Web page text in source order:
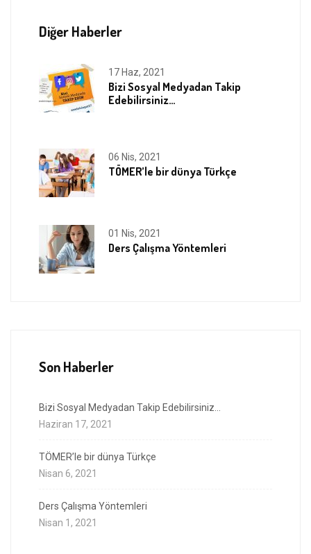
Diğer Haberler
17 Haz, 2021
Bizi Sosyal Medyadan Takip
Edebilirsiniz…
06 Nis, 2021
TÖMER’le bir dünya Türkçe
01 Nis, 2021
Ders Çalışma Yöntemleri
Son Haberler
Bizi Sosyal Medyadan Takip Edebilirsiniz…
Haziran 17, 2021
TÖMER’le bir dünya Türkçe
Nisan 6, 2021
Ders Çalışma Yöntemleri
Nisan 1, 2021